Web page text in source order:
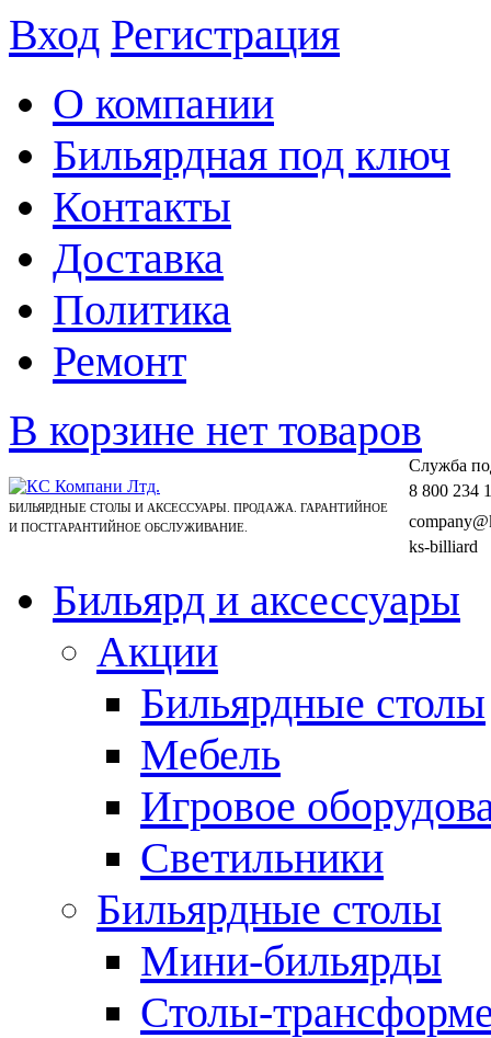
Вход Регистрация
О компании
Бильярдная под ключ
Контакты
Доставка
Политика
Ремонт
В корзине нет товаров
БИЛЬЯРДНЫЕ СТОЛЫ И АКСЕССУАРЫ. ПРОДАЖА. ГАРАНТИЙНОЕ
И ПОСТГАРАНТИЙНОЕ ОБСЛУЖИВАНИЕ.
Cлужба
8 800 234
ks-billiard
Бильярд и аксессуары
Акции
Бильярдные столы
Мебель
Игровое
Светильники
Бильярдные столы
Мини-бильярды
Столы-